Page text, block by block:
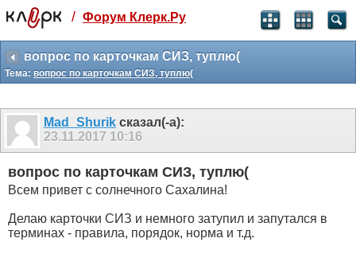
Святые угодники, Клерк без рекламы
прекрасен:)
месяц
3 месяца
259
₽
-10%
499 ₽
-15%
/ Форум Клерк.Ру
вопрос по карточкам СИЗ, туплю(
Тема: вопрос по карточкам СИЗ, туплю(
Mad_Shurik сказал(-а):
23.11.2017 10:16
вопрос по карточкам СИЗ, туплю(
Всем привет с солнечного Сахалина!
Делаю карточки СИЗ и немного затупил и запутался в
терминах - правила, порядок, норма и т.д.